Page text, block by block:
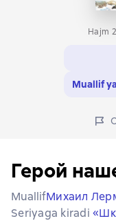
Hajm
Muallif
Герой
MuallifМихаил
Seriyaga kiradi